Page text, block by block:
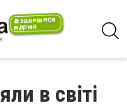
в світі